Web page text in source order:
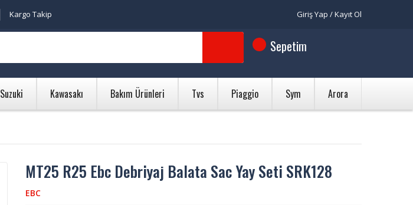
Kargo Takip Giriş Yap / Kayıt Ol
Sepetim
Suzuki Kawasakı Bakım Ürünleri Tvs Piaggio Sym Arora
MT25 R25 Ebc Debriyaj Balata Sac Yay Seti SRK128
EBC